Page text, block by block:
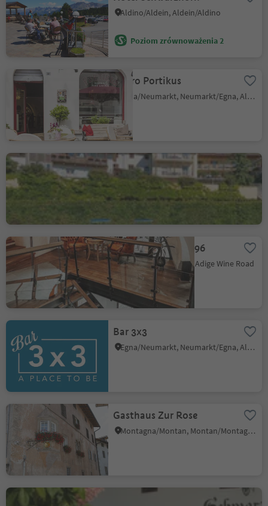
Aldino/Aldein, Aldein/Aldino
Poziom zrównoważenia 2
Bistro Portikus
Egna/Neumarkt, Neumarkt/Egna, Alto Adige Wine Road
Albergo Aquila D'Oro
Amalia Pernter 1896
Salorno/Salurn, Alto Adige Wine Road
Bar 3x3
Egna/Neumarkt, Neumarkt/Egna, Alto Adige Wine Road
Gasthaus Zur Rose
Montagna/Montan, Montan/Montagna, Alto Adige Wine Road
Restaurant Schwarz Adler